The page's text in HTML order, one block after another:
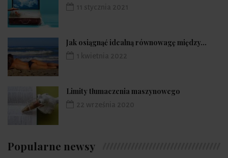
Jak osiągnąć idealną równowagę między...
Limity tłumaczenia maszynowego
Popularne newsy